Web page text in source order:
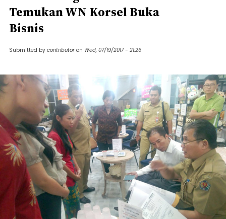
Temukan WN Korsel Buka
Bisnis
Submitted by contributor on Wed, 07/19/2017 - 21:26